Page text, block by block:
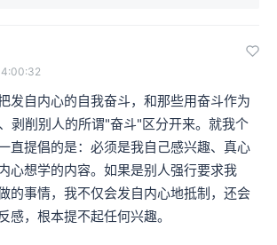
发自内心的自我奋斗，和那些用奋斗作为
剥削别人的所谓"奋斗"区分开来。就我个
直提倡的是：必须是我自己感兴趣、真心
心想学的内容。如果是别人强行要求我
的事情，我不仅会发自内心地抵制，还会
感，根本提不起任何兴趣。